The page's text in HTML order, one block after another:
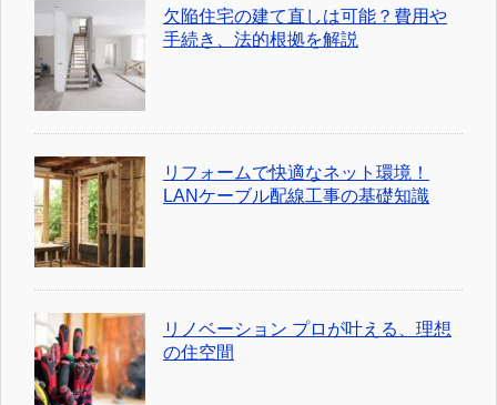
欠陥住宅の建て直しは可能？費用や
手続き、法的根拠を解説
リフォームで快適なネット環境！
LANケーブル配線工事の基礎知識
リノベーション プロが叶える、理想
の住空間